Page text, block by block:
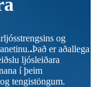
og
.Það er aðallega
ljósleiðara
í þeim
tengistöngum.